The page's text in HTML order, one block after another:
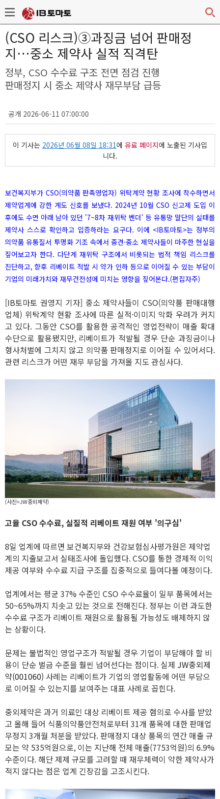
(CSO 리스크)③과징금 넘어 판매정
지…중소 제약사 실적 직격탄
정부, CSO 수수료 구조 전면 점검 진행
판매정지 시 중소 제약사 재무부담 급등
공개 2026-06-11 07:00:00
이 기사는 2026년 06월 08일 18:31에 유료 페이지에 노출된 기사입
니다.
보건복지부가 CSO(의약품 판촉영업자) 위탁계약 현황 조사에 착수하면서
제약업계에 강한 계도 신호를 보냈다. 2024년 10월 CSO 신고제 도입 이
후에도 수면 아래 남아 있던 '7~8차 재위탁 벤더' 등 유통망 말단의 실태를
제약사 스스로 확인하고 입증하라는 요구다. 이에 <IB토마토>는 정부의
의약품 유통질서 투명화 기조 속에서 중견·중소 제약사들이 마주한 현실을
짚어보고자 한다. 다단계 재위탁 구조에서 비롯되는 법적 책임 리스크를
진단하고, 향후 리베이트 적발 시 약가 인하 등으로 이어질 수 있는 부담이
기업의 미래가치와 재무건전성에 미치는 영향을 짚어본다.(편집자주)
[IB토마토 권영지 기자] 중소 제약사들이 CSO(의약품 판매대행
업체) 위탁계약 현황 조사에 따른 실적·이미지 악화 우려가 커지
고 있다. 그동안 CSO를 활용한 공격적인 영업전략이 매출 확대
수단으로 활용됐지만, 리베이트가 적발될 경우 단순 과징금이나
형사처벌에 그치지 않고 의약품 판매정지로 이어질 수 있어서다.
관련 리스크가 어떤 재무 부담을 가져올 지도 관심사다.
(사진=JW중외제약)
고율 CSO 수수료, 실질적 리베이트 재원 여부 '의구심'
8일 업계에 따르면 보건복지부와 건강보험심사평가원은 제약업
계의 지출보고서 실태조사에 돌입했다. CSO를 통한 경제적 이익
제공 여부와 수수료 지급 구조를 집중적으로 들여다볼 예정이다.
업계에서는 평균 37% 수준인 CSO 수수료율이 일부 품목에서는
50~65%까지 치솟고 있는 것으로 전해진다. 정부는 이런 과도한
수수료 구조가 리베이트 재원으로 활용될 가능성도 배제하지 않
는 상황이다.
문제는 불법적인 영업구조가 적발될 경우 기업이 부담해야 할 비
용이 단순 벌금 수준을 훨씬 넘어선다는 점이다. 실제 JW중외제
약(001060) 사례는 리베이트가 기업의 영업활동에 어떤 부담으
로 이어질 수 있는지를 보여주는 대표 사례로 꼽힌다.
중외제약은 과거 의료인 대상 리베이트 제공 혐의로 수사를 받았
고 올해 들어 식품의약품안전처로부터 31개 품목에 대한 판매업
무정지 3개월 처분을 받았다. 판매정지 대상 품목의 연간 매출 규
모는 약 535억원으로, 이는 지난해 전체 매출(7753억원)의 6.9%
수준이다. 해단 제제 규모를 고려할 때 재무체력이 약한 제약사가
적지 않다는 점은 업계 긴장감을 고조시킨다.